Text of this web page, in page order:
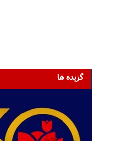
گزیده ها